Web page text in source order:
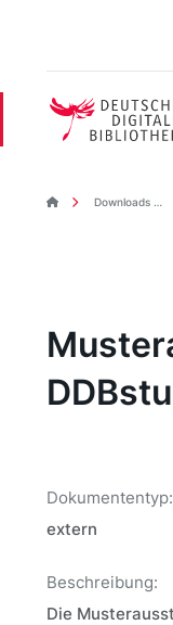
DDBpro Startseite
Downloads & Links
Dokumententyp:
extern
Beschreibung:
Die